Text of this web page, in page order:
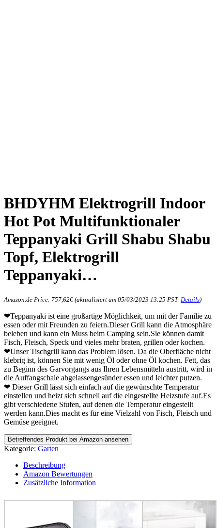
BHDYHM Elektrogrill Indoor
Hot Pot Multifunktionaler
Teppanyaki Grill Shabu Shabu
Topf, Elektrogrill
Teppanyaki…
Amazon.de Price: 757,62€ (aktualisiert am 05/03/2023 13:25 PST- Details)
❤Teppanyaki ist eine großartige Möglichkeit, um mit der Familie zu
essen oder mit Freunden zu feiern.Dieser Grill kann die Atmosphäre
beleben und kann ein Muss beim Camping sein.Sie können damit
Fisch, Fleisch, Speck und vieles mehr braten, grillen oder kochen.
❤Unser Tischgrill kann das Problem lösen. Da die Oberfläche nicht
klebrig ist, können Sie mit wenig Öl oder ohne Öl kochen. Fett, das
zu Beginn des Garvorgangs aus Ihren Lebensmitteln austritt, wird in
die Auffangschale abgelassengesünder essen und leichter putzen.
❤ Dieser Grill lässt sich einfach auf die gewünschte Temperatur
einstellen und heizt sich schnell auf die eingestellte Heizstufe auf.Es
gibt verschiedene Stufen, auf denen die Temperatur eingestellt
werden kann.Dies macht es für eine Vielzahl von Fisch, Fleisch und
Gemüse geeignet.
Betreffendes Produkt bei Amazon ansehen
Kategorie: Garten
Beschreibung
Amazon Bewertungen
Zusätzliche Information